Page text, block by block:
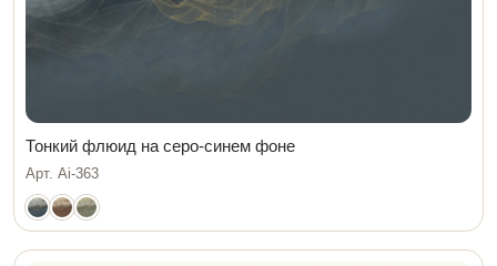
Тонкий флюид на серо-синем фоне
Арт. Ai-363